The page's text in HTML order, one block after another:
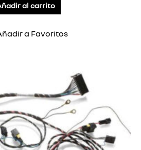
al carrito
a Favoritos